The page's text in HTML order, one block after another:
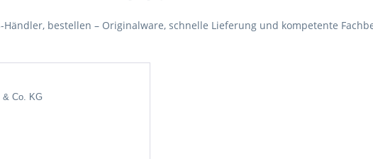
Händler, bestellen – Originalware, schnelle Lieferung und kompetente
& Co. KG